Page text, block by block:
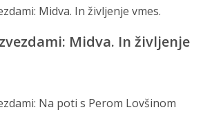
Midva. In življenje